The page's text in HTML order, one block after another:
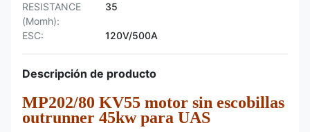
RESISTANCE
(Momh):
35
ESC: 120V/500A
Descripción de producto
MP202/80 KV55 motor sin escobillas
outrunner 45kw para UAS